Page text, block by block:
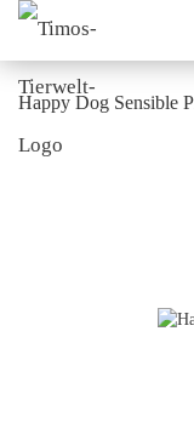
Happy Dog Sensible